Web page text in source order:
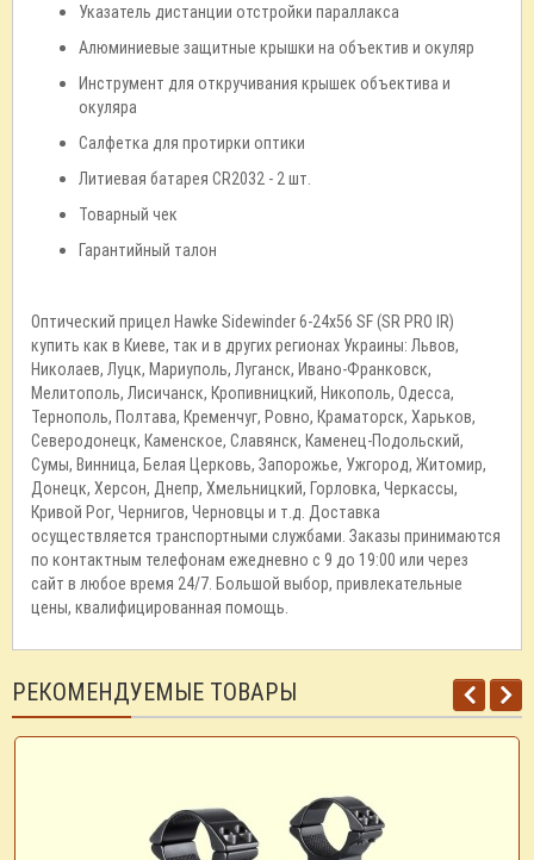
Указатель дистанции отстройки параллакса
Алюминиевые защитные крышки на объектив и окуляр
Инструмент для откручивания крышек объектива и
окуляра
Салфетка для протирки оптики
Литиевая батарея CR2032 - 2 шт.
Товарный чек
Гарантийный талон
Оптический прицел Hawke Sidewinder 6-24x56 SF (SR PRO IR)
купить как в Киеве, так и в других регионах Украины: Львов,
Николаев, Луцк, Мариуполь, Луганск, Ивано-Франковск,
Мелитополь, Лисичанск, Кропивницкий, Никополь, Одесса,
Тернополь, Полтава, Кременчуг, Ровно, Краматорск, Харьков,
Северодонецк, Каменское, Славянск, Каменец-Подольский,
Сумы, Винница, Белая Церковь, Запорожье, Ужгород, Житомир,
Донецк, Херсон, Днепр, Хмельницкий, Горловка, Черкассы,
Кривой Рог, Чернигов, Черновцы и т.д. Доставка
осуществляется транспортными службами. Заказы принимаются
по контактным телефонам ежедневно с 9 до 19:00 или через
сайт в любое время 24/7. Большой выбор, привлекательные
цены, квалифицированная помощь.
РЕКОМЕНДУЕМЫЕ ТОВАРЫ